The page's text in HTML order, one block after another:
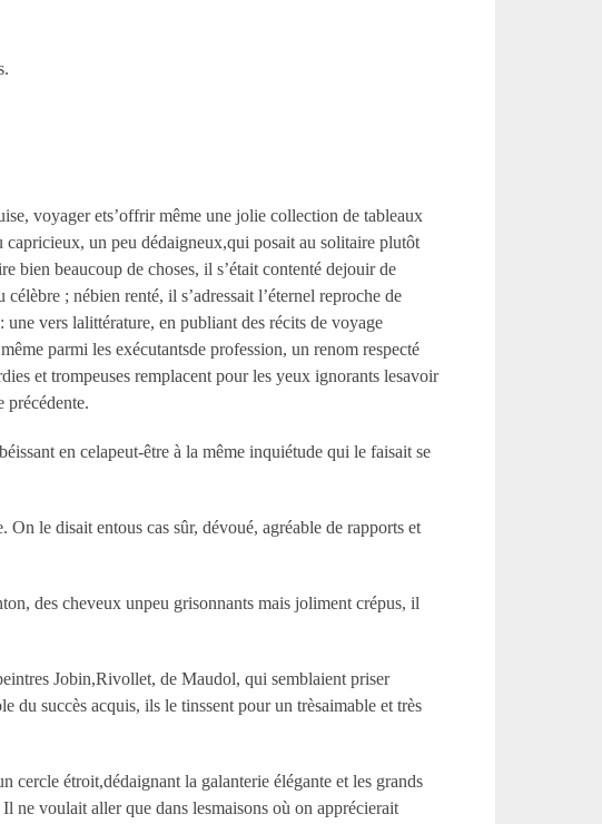
voyager ets’offrir même une jolie collection de tableaux
capricieux, un peu dédaigneux,qui posait au solitaire plutôt
bien beaucoup de choses, il s’était contenté dejouir de
; nébien renté, il s’adressait l’éternel reproche de
vers lalittérature, en publiant des récits de voyage
parmi les exécutantsde profession, un renom respecté
et trompeuses remplacent pour les yeux ignorants lesavoir
précédente.
en celapeut-être à la même inquiétude qui le faisait se
le disait entous cas sûr, dévoué, agréable de rapports et
des cheveux unpeu grisonnants mais joliment crépus, il
Jobin,Rivollet, de Maudol, qui semblaient priser
du succès acquis, ils le tinssent pour un trèsaimable et très
cercle étroit,dédaignant la galanterie élégante et les grands
ne voulait aller que dans lesmaisons où on apprécierait